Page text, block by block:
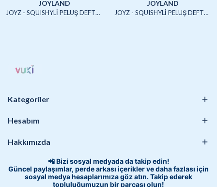
JOYLAND
JOYZ - SQUISHYLİ PELUŞ DEFTER A5 (UNICORN2)-4/S
JOYLAND
JOYZ - SQUISHYLİ PELUŞ DEFTER A5 (HAYVANLAR)-4/S
Kategoriler
Hesabım
Hakkımızda
📲 Bizi sosyal medyada da takip edin!
Güncel paylaşımlar, perde arkası içerikler ve daha fazlası için
sosyal medya hesaplarımıza göz atın. Takip ederek
topluluğumuzun bir parçası olun!